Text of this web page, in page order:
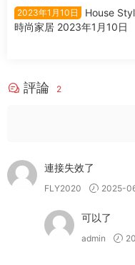
2023年1月10日
House
時尚家居 2023年1月10日
評論 2
連接失效了
FLY2020 2025-
可以了
admin